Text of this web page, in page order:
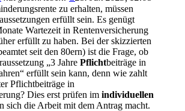
zu erhalten, müssen
erfüllt sein. Es genügt
Wartezeit in Rentenversicherung
erfüllt zu haben. Bei der skizzierten
seit den 80ern) ist die Frage, ob
„3 Jahre Pflichtbeiträge in
erfüllt sein kann, denn wie zahlt
Pflichtbeiträge in
Dies erst prüfen im individuellen
sich die Arbeit mit dem Antrag macht.